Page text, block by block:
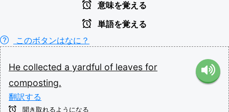
意味を覚える
単語を覚える
このボタンはなに？
He collected a yardful of leaves for
composting.
翻訳する
聞き取れるようになる